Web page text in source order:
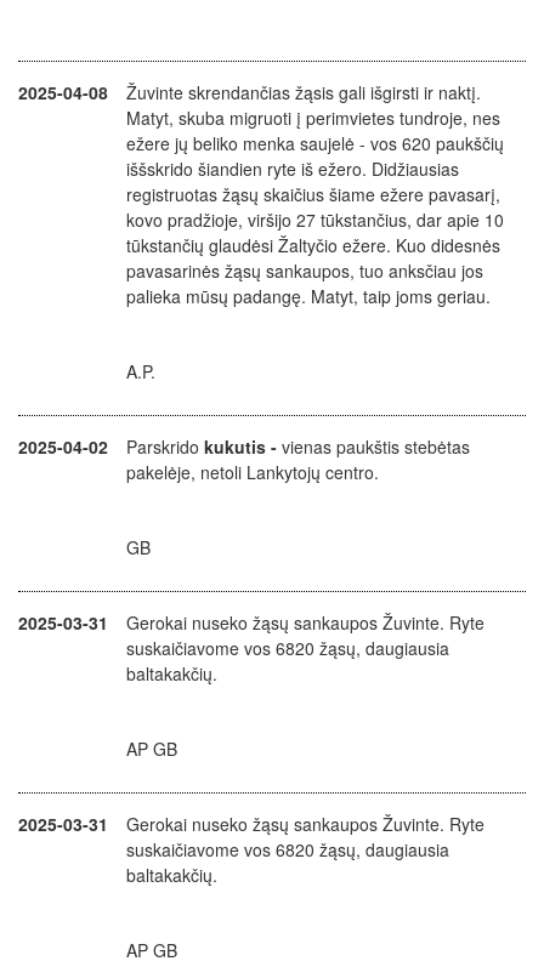
2025-04-08
Žuvinte skrendančias žąsis gali išgirsti ir naktį.
Matyt, skuba migruoti į perimvietes tundroje, nes
ežere jų beliko menka saujelė - vos 620 paukščių
iššskrido šiandien ryte iš ežero. Didžiausias
registruotas žąsų skaičius šiame ežere pavasarį,
kovo pradžioje, viršijo 27 tūkstančius, dar apie 10
tūkstančių glaudėsi Žaltyčio ežere. Kuo didesnės
pavasarinės žąsų sankaupos, tuo anksčiau jos
palieka mūsų padangę. Matyt, taip joms geriau.
A.P.
2025-04-02 Parskrido kukutis - vienas paukštis stebėtas
pakelėje, netoli Lankytojų centro.
GB
2025-03-31
Gerokai nuseko žąsų sankaupos Žuvinte. Ryte
suskaičiavome vos 6820 žąsų, daugiausia
baltakakčių.
AP GB
2025-03-31
Gerokai nuseko žąsų sankaupos Žuvinte. Ryte
suskaičiavome vos 6820 žąsų, daugiausia
baltakakčių.
AP GB